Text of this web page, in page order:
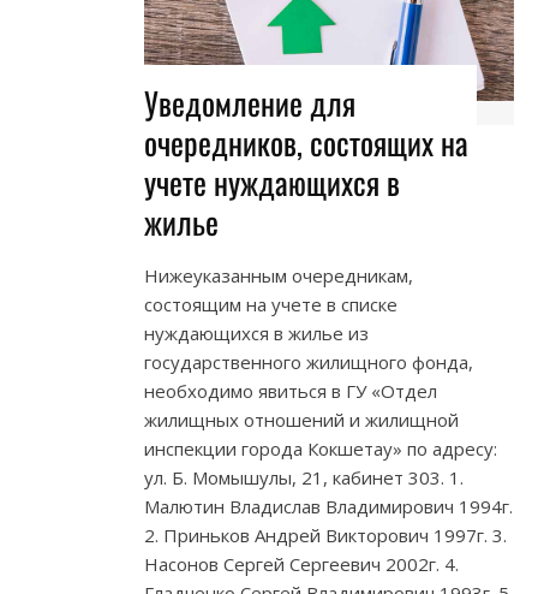
Уведомление для
очередников, состоящих на
учете нуждающихся в
жилье
Нижеуказанным очередникам,
состоящим на учете в списке
нуждающихся в жилье из
государственного жилищного фонда,
необходимо явиться в ГУ «Отдел
жилищных отношений и жилищной
инспекции города Кокшетау» по адресу:
ул. Б. Момышулы, 21, кабинет 303. 1.
Малютин Владислав Владимирович 1994г.
2. Приньков Андрей Викторович 1997г. 3.
Насонов Сергей Сергеевич 2002г. 4.